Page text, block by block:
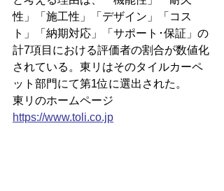
性」「施工性」「デザイン」「コス
ト」「納期対応」「サポート･保証」の
計7項目における評価者の割合が数値化
されている。東リはそのタイルカーペ
ット部門にて第1位に選出された。
東リのホームページ
https://www.toli.co.jp